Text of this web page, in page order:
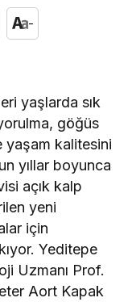
-
yaşlarda sık
göğüs
yaşam kalitesini
yıllar boyunca
açık kalp
yeni
için
Yeditepe
Uzmanı Prof.
Aort Kapak